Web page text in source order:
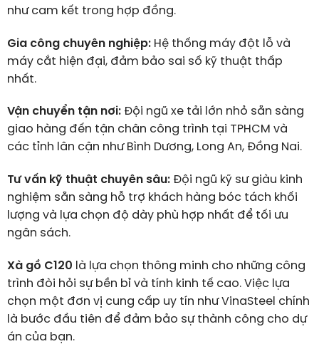
như cam kết trong hợp đồng.
Gia công chuyên nghiệp:Hệ thống máy đột lỗ và
máy cắt hiện đại, đảm bảo sai số kỹ thuật thấp
nhất.
Vận chuyển tận nơi:Đội ngũ xe tải lớn nhỏ sẵn sàng
giao hàng đến tận chân công trình tại TPHCM và
các tỉnh lân cận như Bình Dương, Long An, Đồng Nai.
Tư vấn kỹ thuật chuyên sâu:Đội ngũ kỹ sư giàu kinh
nghiệm sẵn sàng hỗ trợ khách hàng bóc tách khối
lượng và lựa chọn độ dày phù hợp nhất để tối ưu
ngân sách.
Xà gồ C120 là lựa chọn thông minh cho những công
trình đòi hỏi sự bền bỉ và tính kinh tế cao. Việc lựa
chọn một đơn vị cung cấp uy tín như VinaSteel chính
là bước đầu tiên để đảm bảo sự thành công cho dự
án của bạn.